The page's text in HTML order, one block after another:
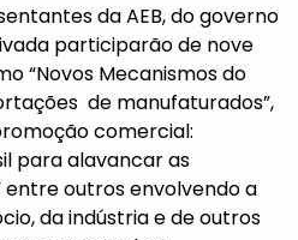
da AEB, do governo
participarão de nove
“Novos Mecanismos do
de manufaturados”,
comercial:
para alavancar as
outros envolvendo a
da indústria e de outros